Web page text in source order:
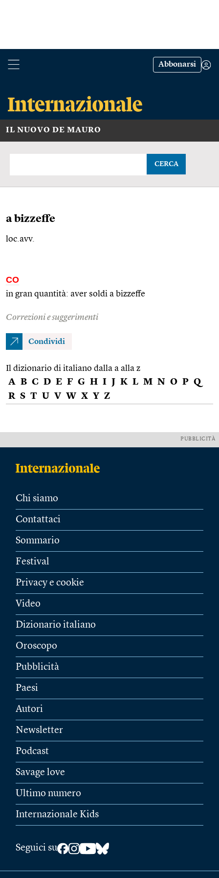
Abbonarsi
IL NUOVO DE MAURO
CERCA
a bizzeffe
loc.avv.
CO
in gran quantità: aver soldi a bizzeffe
Correzioni e suggerimenti
Condividi
Il dizionario di italiano dalla a alla z
A B C D E F G H I J K L M N O P Q
R S T U V W X Y Z
PUBBLICITÀ
Chi siamo
Contattaci
Sommario
Festival
Privacy e cookie
Video
Dizionario italiano
Oroscopo
Pubblicità
Paesi
Autori
Newsletter
Podcast
Savage love
Ultimo numero
Internazionale Kids
Seguici su